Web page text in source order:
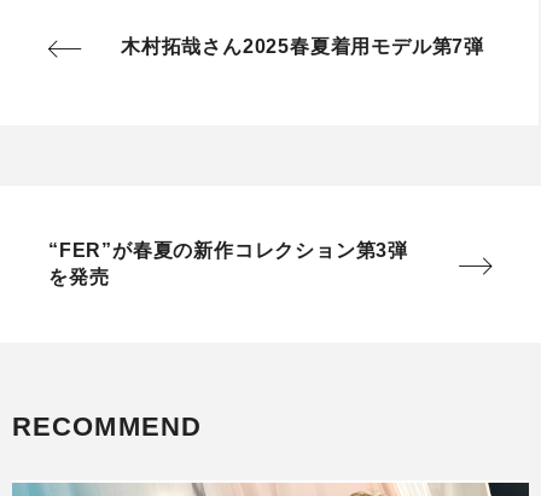
RECOMMEND
木村拓哉さん2025春夏着用モデル第7弾
“FER”が春夏の新作コレクション第3弾
を発売